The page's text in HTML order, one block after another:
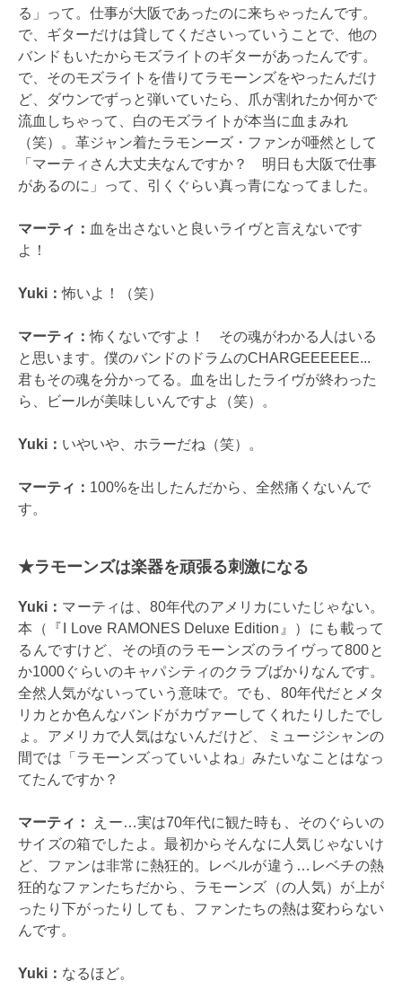
る」って。仕事が大阪であったのに来ちゃったんです。
で、ギターだけは貸してくださいっていうことで、他の
バンドもいたからモズライトのギターがあったんです。
で、そのモズライトを借りてラモーンズをやったんだけ
ど、ダウンでずっと弾いていたら、爪が割れたか何かで
流血しちゃって、白のモズライトが本当に血まみれ
（笑）。革ジャン着たラモンーズ・ファンが唖然として
「マーティさん大丈夫なんですか？ 明日も大阪で仕事
があるのに」って、引くぐらい真っ青になってました。
マーティ： 血を出さないと良いライヴと言えないです
よ！
Yuki：怖いよ！（笑）
マーティ：怖くないですよ！ その魂がわかる人はいる
と思います。僕のバンドのドラムのCHARGEEEEEE...
君もその魂を分かってる。血を出したライヴが終わった
ら、ビールが美味しいんですよ（笑）。
Yuki： いやいや、ホラーだね（笑）。
マーティ： 100%を出したんだから、全然痛くないんで
す。
★ラモーンズは楽器を頑張る刺激になる
Yuki ： マーティは、80年代のアメリカにいたじゃない。
本（『I Love RAMONES Deluxe Edition』）にも載って
るんですけど、その頃のラモーンズのライヴって800と
か1000ぐらいのキャパシティのクラブばかりなんです。
全然人気がないっていう意味で。でも、80年代だとメタ
リカとか色んなバンドがカヴァーしてくれたりしたでし
ょ。アメリカで人気はないんだけど、ミュージシャンの
間では「ラモーンズっていいよね」みたいなことはなっ
てたんですか？
マーティ：
えー…実は70年代に観た時も、そのぐらいの
サイズの箱でしたよ。最初からそんなに人気じゃないけ
ど、ファンは非常に熱狂的。レベルが違う…レベチの熱
狂的なファンたちだから、ラモーンズ（の人気）が上が
ったり下がったりしても、ファンたちの熱は変わらない
んです。
Yuki： なるほど。